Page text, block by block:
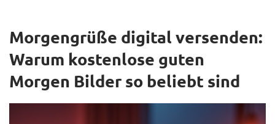
Morgengrüße digital versenden:
Warum kostenlose guten
Morgen Bilder so beliebt sind